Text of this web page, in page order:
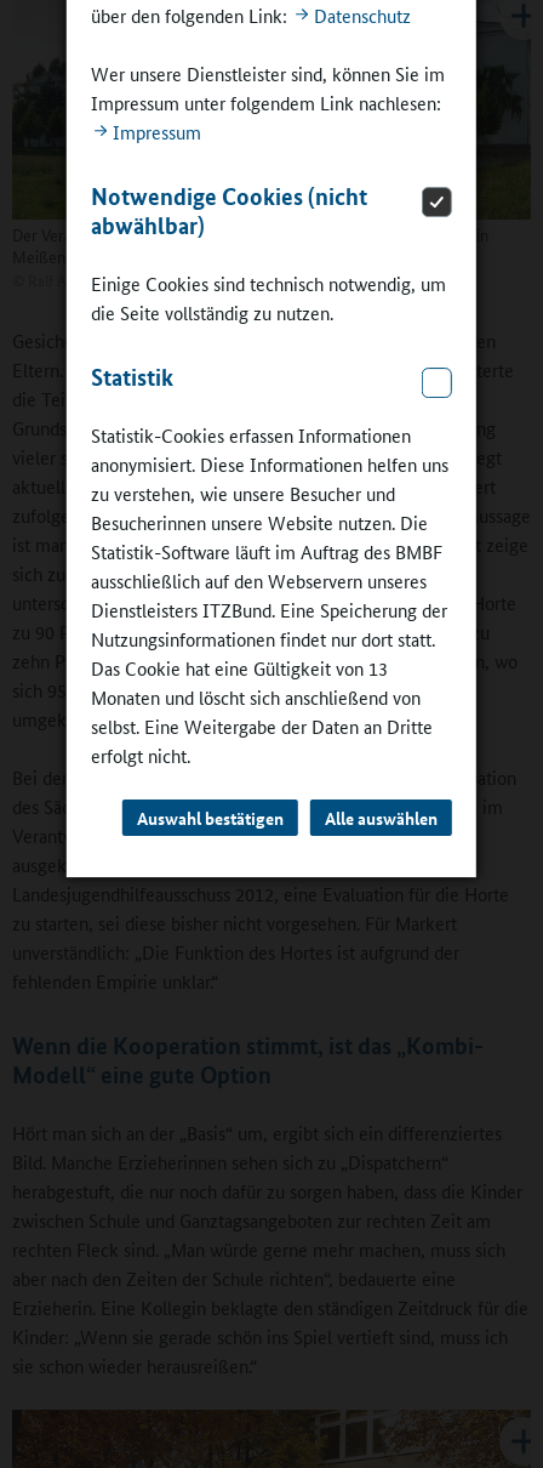
über den folgenden Link:
Datenschutz
Wer unsere Dienstleister sind, können Sie im
Impressum unter folgendem Link nachlesen:
Impressum
Notwendige Cookies (nicht
abwählbar)
Einige Cookies sind technisch notwendig, um
die Seite vollständig zu nutzen.
Statistik
Statistik-Cookies erfassen Informationen
anonymisiert. Diese Informationen helfen uns
zu verstehen, wie unsere Besucher und
Besucherinnen unsere Website nutzen. Die
Statistik-Software läuft im Auftrag des BMBF
ausschließlich auf den Webservern unseres
Dienstleisters ITZBund. Eine Speicherung der
Nutzungsinformationen findet nur dort statt.
Das Cookie hat eine Gültigkeit von 13
Monaten und löscht sich anschließend von
selbst. Eine Weitergabe der Daten an Dritte
erfolgt nicht.
Auswahl bestätigen Alle auswählen
Der Veranstaltungsort Fachhochschule der Sächsischen Verwaltung in
Ralf Augsburg
Gesichert ist die ungebrochene Popularität des Hortes bei den
Eltern. Nach einem kurzen Einbruch nach der „Wende“ kletterte
die Teilnahmezahl rasch wieder auf 60 Prozent aller
Grundschülerinnen und -schüler in Sachsen. Zur Überraschung
vieler stieg sie trotz des Ganztagsschulausbaus weiter und liegt
aktuell bei 80 Prozent. Die Hortlandschaft ist Thomas Markert
zufolge dabei „vielfältig profiliert – eine andere generelle Aussage
ist mangels empirischer Daten nicht möglich“. Diese Vielfalt zeige
sich zum Beispiel in der von Kommune zu Kommune
unterschiedlichen Raumsituation: Während in Zwickau die Horte
zu 90 Prozent unter einem eigenen Dach arbeiten und nur zu
zehn Prozent im Schulgebäude, ist das Verhältnis in Dresden, wo
sich 95 Prozent der Horte in der Schule befinden, genau
umgekehrt.
Bei der vom Kultusministerium in Auftrag gegebenen Evaluation
des Sächsischen Bildungsplans (2011) blieben die Horte, die im
Verantwortungsbereich des Sozialministeriums liegen,
ausgeklammert. Trotz einer Aufforderung durch den
Landesjugendhilfeausschuss 2012, eine Evaluation für die Horte
zu starten, sei diese bisher nicht vorgesehen. Für Markert
unverständlich: „Die Funktion des Hortes ist aufgrund der
fehlenden Empirie unklar.“
Wenn die Kooperation stimmt, ist das „Kombi-
Modell“ eine gute Option
Hört man sich an der „Basis“ um, ergibt sich ein differenziertes
Bild. Manche Erzieherinnen sehen sich zu „Dispatchern“
herabgestuft, die nur noch dafür zu sorgen haben, dass die Kinder
zwischen Schule und Ganztagsangeboten zur rechten Zeit am
rechten Fleck sind. „Man würde gerne mehr machen, muss sich
aber nach den Zeiten der Schule richten“, bedauerte eine
Erzieherin. Eine Kollegin beklagte den ständigen Zeitdruck für die
Kinder: „Wenn sie gerade schön ins Spiel vertieft sind, muss ich
sie schon wieder herausreißen.“